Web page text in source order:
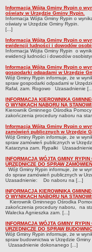
Jednostki pomocnicze -
Plan pracy komisji
PRAWO LOKALNE
Statut
Strategia rozwoju
Uchwały
Projekty uchwał
Protokoły
Imienne wykazy
Postać dokumentów
Akty Prawne, Dzienniki
Prawo miejscowe
Zarządzenia
Studium uwarunkowań i
przestrzennego
Dane przestrzenne -
Stałe obwody
obwodowych komisji
Plan ogólny gminy Rypin
FINANSE GMINY
Informacja Wójta Gminy Rypin o
oświaty w Urzędzie Gminy Rypin.
Informacja Wójta Gminy Rypin o
oświaty w Urzędzie Gminy Rypin.
[...]
Informacja Wójta Gminy Rypin o
ewidencji ludności i dowodów
Informacja Wójta Gminy Rypin o
ewidencji ludności i dowodów
Informacja Wójta Gminy Rypin o
gospodarki odpadami w Urzędzie
Wójt Gminy Rypin informuje, że w
spraw gospodarki odpadami w
Rafał, zam. Rogowo Uzasadnienie
INFORMACJA KIEROWNIKA
O WYNIKACH NABORU NA
Kierownik Gminnego Ośrodka
zakończenia procedury naboru na
Informacja Wójta Gminy Rypin o
zamówień publicznych w Urzędzie
Wójt Gminy Rypin informuje, że w
spraw zamówień publicznych w
Katarzyna zam. Rypałki
INFORMACJA WÓJTA GMINY
URZĘDNICZE DO SPRAW
Wójt Gminy Rypin informuje, że w
do spraw zamówień publicznych w
Uzasadnienie: Do naboru na [...]
INFORMACJA KIEROWNIKA
O WYNIKACH NABORU NA
Kierownik Gminnego Ośrodka
zakończenia procedury naboru, na
Walecka Agnieszka zam. [...]
INFORMACJA WÓJTA GMINY
URZĘDNICZE DO SPRAW
Wójt Gminy Rypin informuje, że w
spraw budownictwa w Urzędzie
Uzasadnienie dokonanego [...]